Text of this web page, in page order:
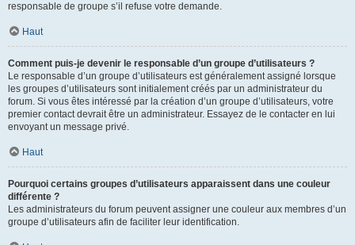
responsable de groupe s’il refuse votre demande.
Haut
Comment puis-je devenir le responsable d’un groupe d’utilisateurs ?
Le responsable d’un groupe d’utilisateurs est généralement assigné lorsque
les groupes d’utilisateurs sont initialement créés par un administrateur du
forum. Si vous êtes intéressé par la création d’un groupe d’utilisateurs, votre
premier contact devrait être un administrateur. Essayez de le contacter en lui
envoyant un message privé.
Haut
Pourquoi certains groupes d’utilisateurs apparaissent dans une couleur
différente ?
Les administrateurs du forum peuvent assigner une couleur aux membres d’un
groupe d’utilisateurs afin de faciliter leur identification.